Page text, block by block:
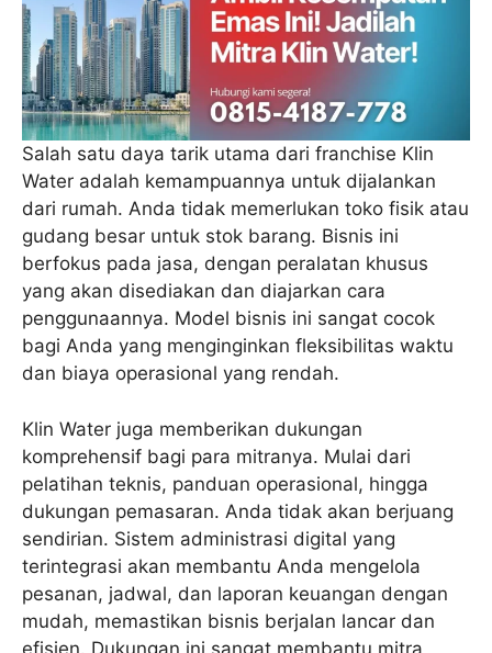
Salah satu daya tarik utama dari franchise Klin
Water adalah kemampuannya untuk dijalankan
dari rumah. Anda tidak memerlukan toko fisik atau
gudang besar untuk stok barang. Bisnis ini
berfokus pada jasa, dengan peralatan khusus
yang akan disediakan dan diajarkan cara
penggunaannya. Model bisnis ini sangat cocok
bagi Anda yang menginginkan fleksibilitas waktu
dan biaya operasional yang rendah.
Klin Water juga memberikan dukungan
komprehensif bagi para mitranya. Mulai dari
pelatihan teknis, panduan operasional, hingga
dukungan pemasaran. Anda tidak akan berjuang
sendirian. Sistem administrasi digital yang
terintegrasi akan membantu Anda mengelola
pesanan, jadwal, dan laporan keuangan dengan
mudah, memastikan bisnis berjalan lancar dan
efisien. Dukungan ini sangat membantu mitra